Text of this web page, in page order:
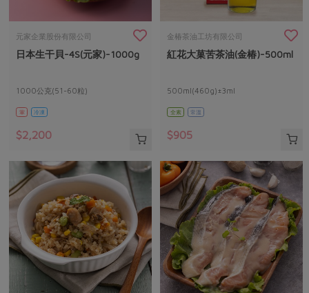
元家企業股份有限公司
日本生干貝-4S(元家)-1000g
1000公克(51-60粒)
葷 冷凍
$2,200
金椿茶油工坊有限公司
紅花大菓苦茶油(金椿)-500ml
500ml(460g)±3ml
全素 常溫
$905